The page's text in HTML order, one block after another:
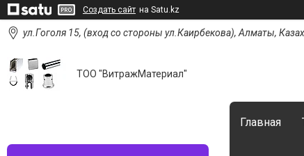
Создать сайт на Satu.kz
ул.Гоголя 15, (вход со стороны ул.Каирбекова), Алматы,
ТОО "ВитражМатериал"
Главная